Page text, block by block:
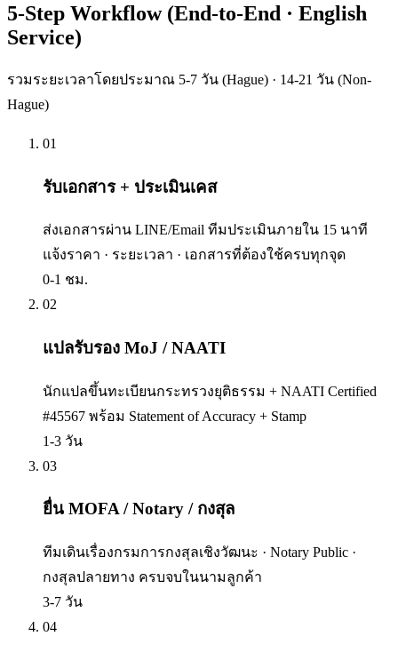
5-Step Workflow (End-to-End · English
Service)
รวมระยะเวลาโดยประมาณ 5-7 วัน (Hague) · 14-21 วัน (Non-
Hague)
01
รับเอกสาร + ประเมินเคส
ส่งเอกสารผ่าน LINE/Email ทีมประเมินภายใน 15 นาที
แจ้งราคา · ระยะเวลา · เอกสารที่ต้องใช้ครบทุกจุด
0-1 ชม.
02
แปลรับรอง MoJ / NAATI
นักแปลขึ้นทะเบียนกระทรวงยุติธรรม + NAATI Certified
#45567 พร้อม Statement of Accuracy + Stamp
1-3 วัน
03
ยื่น MOFA / Notary / กงสุล
ทีมเดินเรื่องกรมการกงสุลเชิงวัฒนะ · Notary Public ·
กงสุลปลายทาง ครบจบในนามลูกค้า
3-7 วัน
04